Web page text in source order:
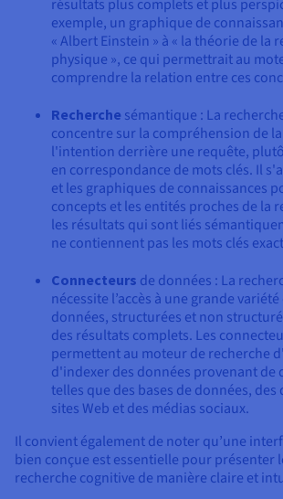
résultats plus complets et plus
exemple, un graphique de
« Albert Einstein » à « la théorie de la
physique », ce qui permettrait au
comprendre la relation entre ces
Recherche sémantique : La
concentre sur la compréhension de
l'intention derrière une requête,
en correspondance de mots clés. Il
et les graphiques de connaissances
concepts et les entités proches de la
les résultats qui sont liés
ne contiennent pas les mots clés
Connecteurs de données : La
nécessite l’accès à une grande
données, structurées et non
des résultats complets. Les
permettent au moteur de recherche
d'indexer des données provenant de
telles que des bases de données, des
sites Web et des médias sociaux.
Il convient également de noter qu’une
bien conçue est essentielle pour présenter
recherche cognitive de manière claire et